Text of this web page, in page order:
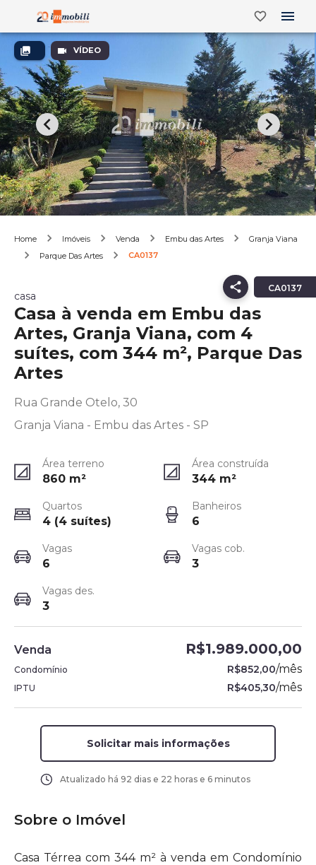
VÍDEO
Home Imóveis Venda Embu das Artes
Granja Viana
Parque Das Artes
CA0137
CA0137
casa
Casa à venda em Embu das
Artes, Granja Viana, com 4
suítes, com 344 m², Parque Das
Artes
Rua Grande Otelo, 30
Granja Viana - Embu das Artes - SP
Área terreno
860 m²
Área construída
344 m²
Quartos
4 (4 suítes)
Banheiros
6
Vagas
6
Vagas cob.
3
Vagas des.
3
Venda R$1.989.000,00
Condomínio R$852,00/mês
IPTU R$405,30/mês
Solicitar mais informações
Atualizado há 92 dias e 22 horas e 6 minutos
Sobre o Imóvel
Casa Térrea com 344 m² à venda em Condomínio